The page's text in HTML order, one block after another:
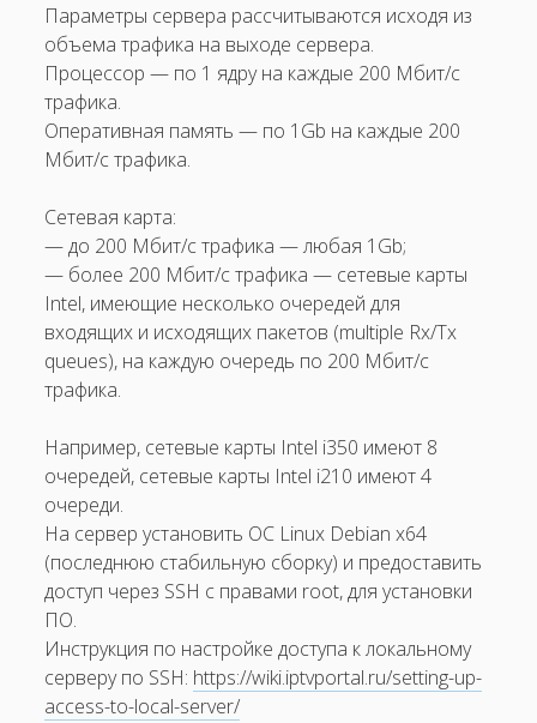
Решения
открыть
меню
Полезная информация
открыть
меню
Настройка доступа к локальному серверу по SSH
Рекомендуемый формат контента.
IP-адреса платформы
Параметры сервера для Middleware Local
Обзор Расширенной версии платформы.
Параметры сервера для CAS (шифрование Multicast)
Часто задаваемые вопросы
Параметры сервера рассчитываются исходя из
объема трафика на выходе сервера.
Процессор — по 1 ядру на каждые 200 Мбит/с
трафика.
Оперативная память — по 1Gb на каждые 200
Мбит/с трафика.
Сетевая карта:
— до 200 Мбит/с трафика — любая 1Gb;
— более 200 Мбит/с трафика — сетевые карты
Intel, имеющие несколько очередей для
входящих и исходящих пакетов (multiple Rx/Tx
queues), на каждую очередь по 200 Мбит/с
трафика.
Например, сетевые карты Intel i350 имеют 8
очередей, сетевые карты Intel i210 имеют 4
очереди.
На сервер установить ОС Linux Debian x64
(последнюю стабильную сборку) и предоставить
доступ через SSH с правами root, для установки
ПО.
Инструкция по настройке доступа к локальному
серверу по SSH: https://wiki.iptvportal.ru/setting-up-
access-to-local-server/